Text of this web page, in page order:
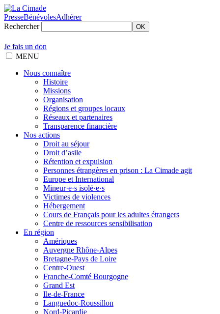
PresseBénévolesAdhérer
Rechercher
OK
Je fais un don
MENU
Nous connaître
Histoire
Missions
Organisation
Régions et groupes locaux
Réseaux et partenaires
Transparence financière
Nos actions
Droit au séjour
Droit d’asile
Rétention et expulsion
Personnes étrangères en prison : La Cimade agit
Europe et International
Mineur·e·s isolé·e·s
Victimes de violences
Hébergement
Cours de Français pour les adultes étrangers
Centre de ressources sensibilisation
En région
Amériques
Auvergne Rhône-Alpes
Bretagne-Pays de Loire
Centre-Ouest
Franche-Comté Bourgogne
Grand Est
Ile-de-France
Languedoc-Roussillon
Nord-Picardie